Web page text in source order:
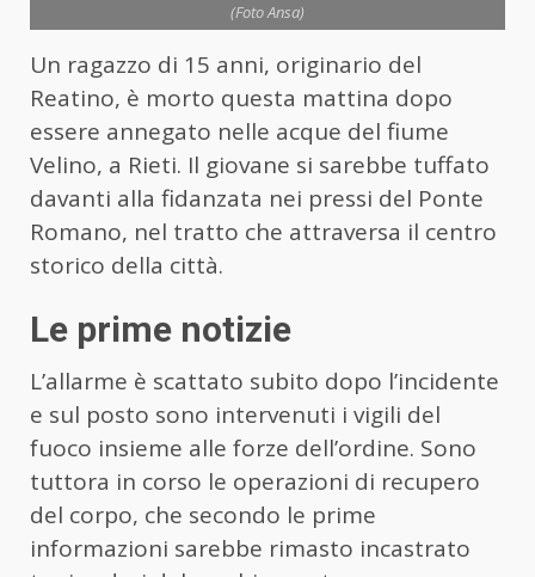
(Foto Ansa)
Un ragazzo di 15 anni, originario del
Reatino, è morto questa mattina dopo
essere annegato nelle acque del fiume
Velino, a Rieti. Il giovane si sarebbe tuffato
davanti alla fidanzata nei pressi del Ponte
Romano, nel tratto che attraversa il centro
storico della città.
Le prime notizie
L’allarme è scattato subito dopo l’incidente
e sul posto sono intervenuti i vigili del
fuoco insieme alle forze dell’ordine. Sono
tuttora in corso le operazioni di recupero
del corpo, che secondo le prime
informazioni sarebbe rimasto incastrato